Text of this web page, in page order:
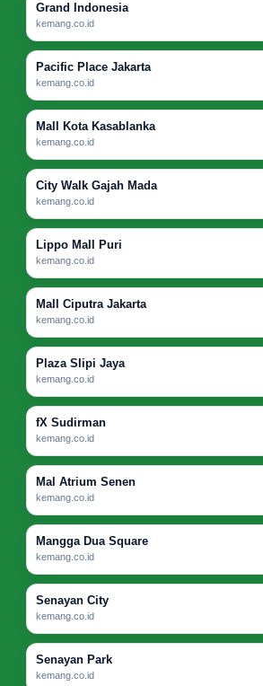
Grand Indonesia
kemang.co.id
Pacific Place Jakarta
kemang.co.id
Mall Kota Kasablanka
kemang.co.id
City Walk Gajah Mada
kemang.co.id
Lippo Mall Puri
kemang.co.id
Mall Ciputra Jakarta
kemang.co.id
Plaza Slipi Jaya
kemang.co.id
fX Sudirman
kemang.co.id
Mal Atrium Senen
kemang.co.id
Mangga Dua Square
kemang.co.id
Senayan City
kemang.co.id
Senayan Park
kemang.co.id